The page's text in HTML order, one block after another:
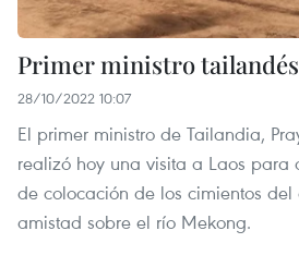
Primer ministro
28/10/2022 10:07
El primer ministro de Tailandia,
realizó hoy una visita a Laos para
de colocación de los cimientos
amistad sobre el río Mekong.